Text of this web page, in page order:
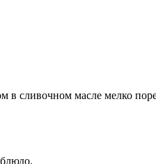
сливочном масле мелко